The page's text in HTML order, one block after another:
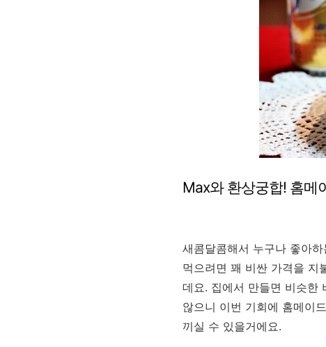
Max와 환상궁합! 홈메
새콤달콤해서 누구나 좋아
먹으려면 꽤 비싼 가격을 지
데요. 집에서 만들면 비슷한
않으니 이번 기회에 홈메이
끼실 수 있을거에요.